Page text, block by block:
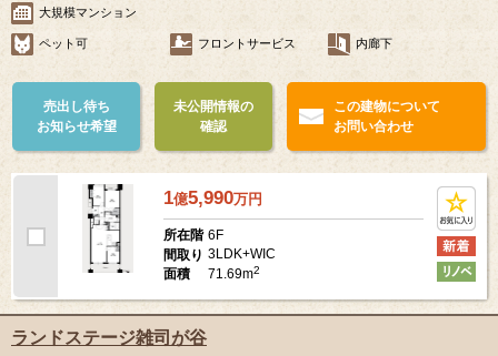
大規模マンション
ペット可 フロントサービス 内廊下
売出し待ち
お知らせ希望
未公開情報の
確認
この建物について
お問い合わせ
1億5,990万円
所在階 6F
間取り 3LDK+WIC
面積
71.69m2
ランドステージ雑司が谷